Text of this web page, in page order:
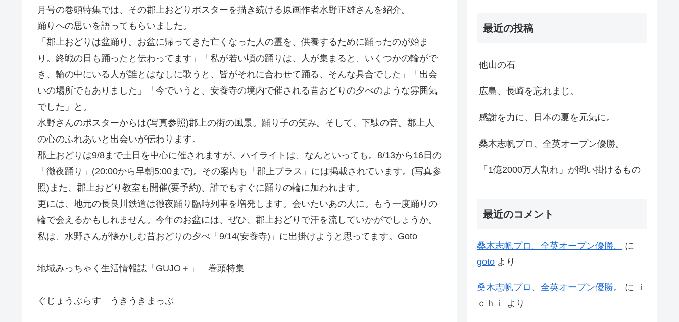
月号の巻頭特集では、その郡上おどりポスターを描き続ける原画作者水野正雄さんを紹介。
踊りへの思いを語ってもらいました。
「郡上おどりは盆踊り。お盆に帰ってきた亡くなった人の霊を、供養するために踊ったのが始ま
り。終戦の日も踊ったと伝わってます」「私が若い頃の踊りは、人が集まると、いくつかの輪がで
き、輪の中にいる人が誰とはなしに歌うと、皆がそれに合わせて踊る、そんな具合でした」「出会
いの場所でもありました」「今でいうと、安養寺の境内で催される昔おどりの夕べのような雰囲気
でした」と。
水野さんのポスターからは(写真参照)郡上の街の風景。踊り子の笑み。そして、下駄の音。郡上人
の心のふれあいと出会いが伝わります。
郡上おどりは9/8まで土日を中心に催されますが。ハイライトは、なんといっても。8/13から16日の
「徹夜踊り」(20:00から早朝5:00まで)。その案内も「郡上プラス」には掲載されています。(写真参
照)また、郡上おどり教室も開催(要予約)、誰でもすぐに踊りの輪に加われます。
更には、地元の長良川鉄道は徹夜踊り臨時列車を増発します。会いたいあの人に。もう一度踊りの
輪で会えるかもしれません。今年のお盆には、ぜひ、郡上おどりで汗を流していかがでしょうか。
私は、水野さんが懐かしむ昔おどりの夕べ「9/14(安養寺)」に出掛けようと思ってます。Goto
地域みっちゃく生活情報誌「GUJO＋」 巻頭特集
ぐじょうぷらす うきうきまっぷ
最近の投稿
他山の石
広島、長崎を忘れまじ。
感謝を力に、日本の夏を元気に。
桑木志帆プロ、全英オープン優勝。
「1億2000万人割れ」が問い掛けるもの
最近のコメント
桑木志帆プロ、全英オープン優勝。
に
goto より
桑木志帆プロ、全英オープン優勝。 に
ｉ
ｃｈｉ
より